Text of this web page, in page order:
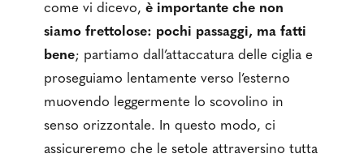
come vi dicevo,è importante che non
siamo frettolose: pochi passaggi, ma fatti
bene; partiamo dall’attaccatura delle ciglia e
proseguiamo lentamente verso l’esterno
muovendo leggermente lo scovolino in
senso orizzontale. In questo modo, ci
assicureremo che le setole attraversino tutta